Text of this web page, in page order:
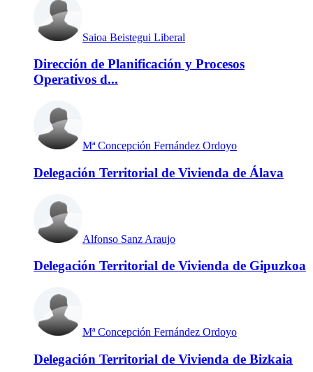
Saioa Beistegui Liberal
Dirección de Planificación y Procesos
Operativos d...
Mª Concepción Fernández Ordoyo
Delegación Territorial de Vivienda de Álava
Alfonso Sanz Araujo
Delegación Territorial de Vivienda de Gipuzkoa
Mª Concepción Fernández Ordoyo
Delegación Territorial de Vivienda de Bizkaia